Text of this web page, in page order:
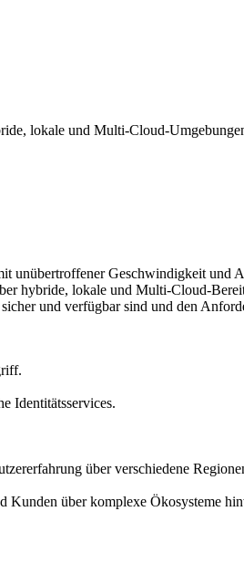
lokale und Multi-Cloud-
unübertroffener Geschwindigkeit und
hybride, lokale und Multi-Cloud-
und verfügbar sind und den
Identitätsservices.
über verschiedene
über komplexe Ökosysteme